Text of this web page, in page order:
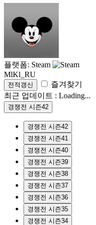
플랫폼: Steam
MlKl_RU
전적갱신
즐겨찾기
최근 업데이트 : Loading...
경쟁전 시즌42
경쟁전 시즌42
경쟁전 시즌41
경쟁전 시즌40
경쟁전 시즌39
경쟁전 시즌38
경쟁전 시즌37
경쟁전 시즌36
경쟁전 시즌35
경쟁전 시즌34